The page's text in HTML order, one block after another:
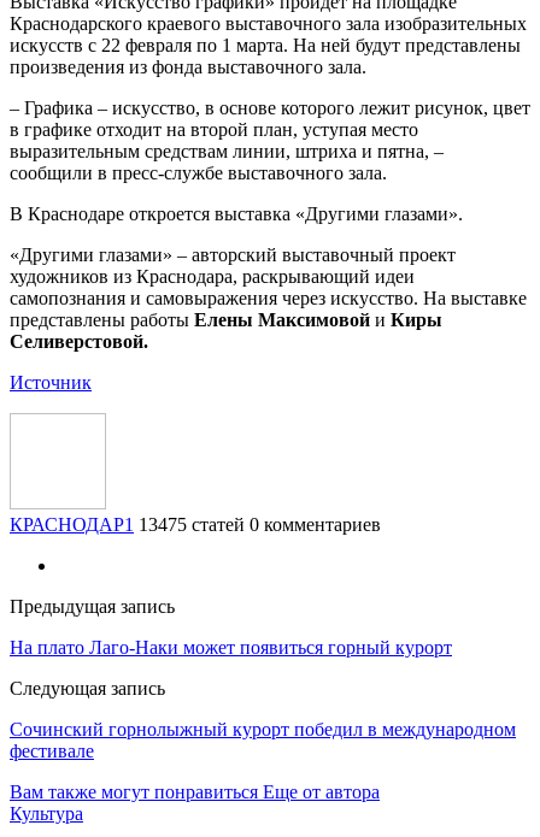
Краснодарского краевого выставочного зала изобразительных
искусств с 22 февраля по 1 марта. На ней будут представлены
произведения из фонда выставочного зала.
– Графика – искусство, в основе которого лежит рисунок, цвет
в графике отходит на второй план, уступая место
выразительным средствам линии, штриха и пятна, –
сообщили в пресс-службе выставочного зала.
В Краснодаре откроется выставка «Другими глазами».
«Другими глазами» – авторский выставочный проект
художников из Краснодара, раскрывающий идеи
самопознания и самовыражения через искусство. На выставке
представлены работы Елены Максимовой и Киры
Селиверстовой.
Источник
КРАСНОДАР1 13475 статей 0 комментариев
Предыдущая запись
На плато Лаго-Наки может появиться горный курорт
Следующая запись
Сочинский горнолыжный курорт победил в международном
фестивале
Вам также могут понравиться Еще от автора
Культура